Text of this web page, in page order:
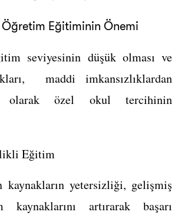
Öğretim Eğitiminin Önemi
seviyesinin düşük olması ve
maddi imkansızlıklardan
olarak özel okul tercihinin
Eğitim
kaynakların yetersizliği, gelişmiş
artırarak başarı